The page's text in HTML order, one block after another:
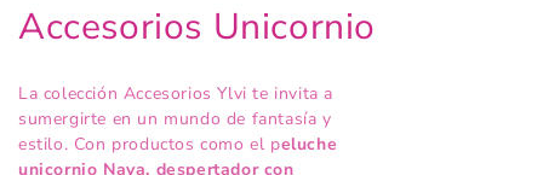
C
o
l
Accesorios Unicornio
La colección Accesorios Ylvi te invita a
sumergirte en un mundo de fantasía y
estilo. Con productos como el peluche
unicornio Naya, despertador con